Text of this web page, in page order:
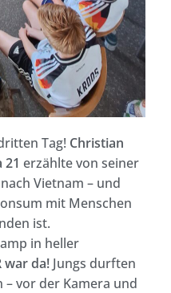
Tag! Christian
erzählte von seiner
Vietnam – und
mit Menschen
ist.
in heller
war da! Jungs durften
– vor der Kamera und